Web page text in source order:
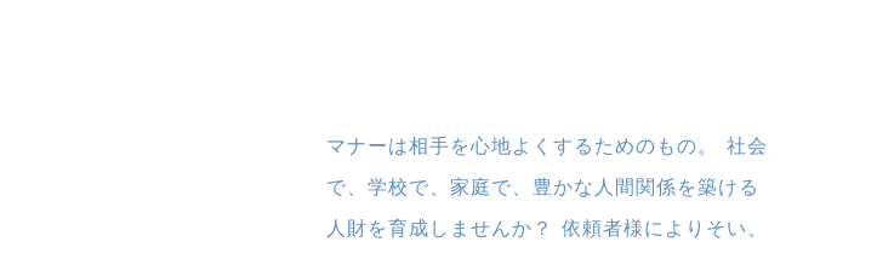
マナーは相手を心地よくするためのもの。 社会
で、学校で、家庭で、豊かな人間関係を築ける
人財を育成しませんか？ 依頼者様によりそい、